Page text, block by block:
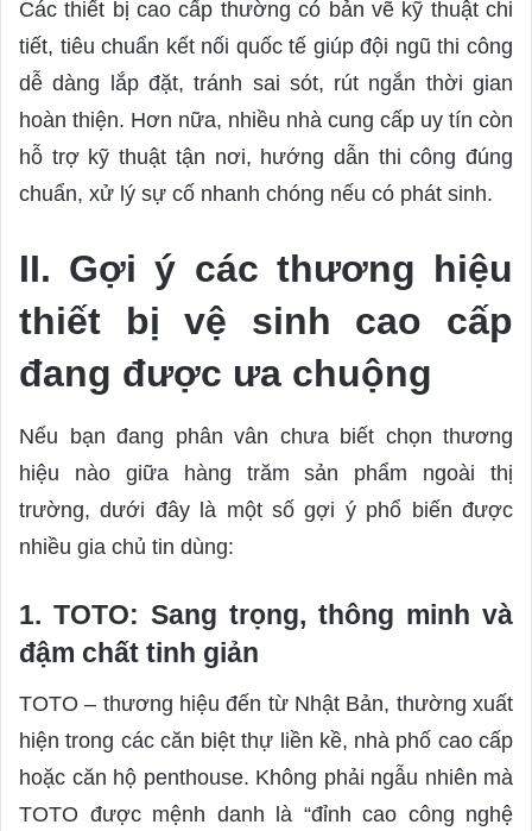
Các thiết bị cao cấp thường có bản vẽ kỹ thuật chi
tiết, tiêu chuẩn kết nối quốc tế giúp đội ngũ thi công
dễ dàng lắp đặt, tránh sai sót, rút ngắn thời gian
hoàn thiện. Hơn nữa, nhiều nhà cung cấp uy tín còn
hỗ trợ kỹ thuật tận nơi, hướng dẫn thi công đúng
chuẩn, xử lý sự cố nhanh chóng nếu có phát sinh.
II. Gợi ý các thương hiệu
thiết bị vệ sinh cao cấp
đang được ưa chuộng
Nếu bạn đang phân vân chưa biết chọn thương
hiệu nào giữa hàng trăm sản phẩm ngoài thị
trường, dưới đây là một số gợi ý phổ biến được
nhiều gia chủ tin dùng:
1. TOTO: Sang trọng, thông minh và
đậm chất tinh giản
TOTO – thương hiệu đến từ Nhật Bản, thường xuất
hiện trong các căn biệt thự liền kề, nhà phố cao cấp
hoặc căn hộ penthouse. Không phải ngẫu nhiên mà
TOTO được mệnh danh là “đỉnh cao công nghệ